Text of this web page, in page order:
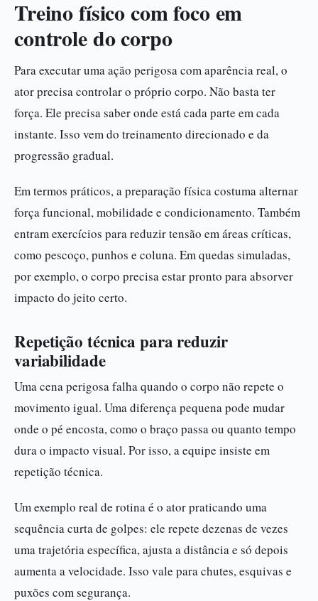
Treino físico com foco em
controle do corpo
Para executar uma ação perigosa com aparência real, o
ator precisa controlar o próprio corpo. Não basta ter
força. Ele precisa saber onde está cada parte em cada
instante. Isso vem do treinamento direcionado e da
progressão gradual.
Em termos práticos, a preparação física costuma alternar
força funcional, mobilidade e condicionamento. Também
entram exercícios para reduzir tensão em áreas críticas,
como pescoço, punhos e coluna. Em quedas simuladas,
por exemplo, o corpo precisa estar pronto para absorver
impacto do jeito certo.
Repetição técnica para reduzir
variabilidade
Uma cena perigosa falha quando o corpo não repete o
movimento igual. Uma diferença pequena pode mudar
onde o pé encosta, como o braço passa ou quanto tempo
dura o impacto visual. Por isso, a equipe insiste em
repetição técnica.
Um exemplo real de rotina é o ator praticando uma
sequência curta de golpes: ele repete dezenas de vezes
uma trajetória específica, ajusta a distância e só depois
aumenta a velocidade. Isso vale para chutes, esquivas e
puxões com segurança.